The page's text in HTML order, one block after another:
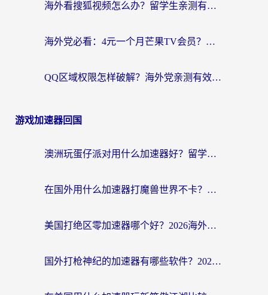
海外看搜狐视频怎么办？留学生亲测有效的回国加速器选择指南
海外党必看：4元一个月芒果TV会员？选对回国加速器就能实现！
QQ区域权限怎样破解？海外党亲测有效的回国加速方案（附看剧看电影神器推荐）
游戏加速器回国
澳洲玩蛋仔派对用什么加速器好？留学生亲测有效的国服游戏加速指南
在国外用什么加速器打魔兽世界不卡？海外党国服游戏流畅指南
美国打绝区零加速器哪个好？2026海外玩家实测指南（附英国部落冲突梦幻西游加速技巧）
国外打枪神纪的加速器有哪些软件？2026海外玩家亲测实用指南